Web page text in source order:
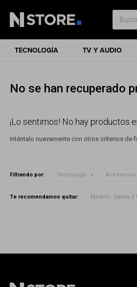
TECNOLOGÍA TV Y AUDIO
No se han recuperado
¡Lo sentimos! No hay productos
Inténtalo nuevamente con otros criterios de
Filtrando por: Tecnología Accesorios
Te recomendamos quitar: Modelo: Galaxy Z